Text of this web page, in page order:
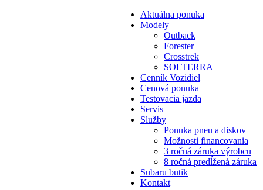
Aktuálna ponuka
Modely
Outback
Forester
Crosstrek
SOLTERRA
Cenník Vozidiel
Cenová ponuka
Testovacia jazda
Servis
Služby
Ponuka pneu a diskov
Možnosti financovania
3 ročná záruka výrobcu
8 ročná predĺžená záruka
Subaru butik
Kontakt